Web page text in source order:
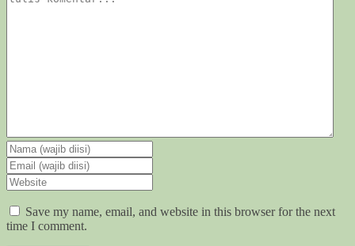
Save my name, email, and website in this browser for the next
time I comment.